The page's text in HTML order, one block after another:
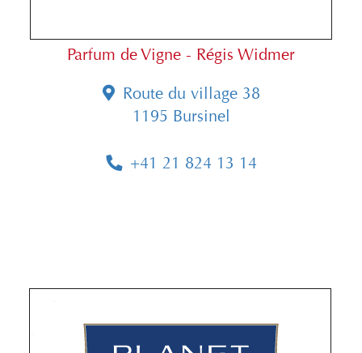
Parfum de Vigne - Régis Widmer
Route du village 38
1195 Bursinel
+41 21 824 13 14